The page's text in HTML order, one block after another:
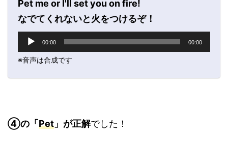
Pet me or I'll set you on fire!
なでてくれないと火をつけるぞ！
プ
ー
00:00 00:00
※音声は合成です
④の「Pet 」が正解でした！